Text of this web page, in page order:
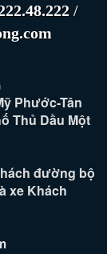
/
Phước-Tân
Thủ Dầu Một
đường bộ
xe Khách